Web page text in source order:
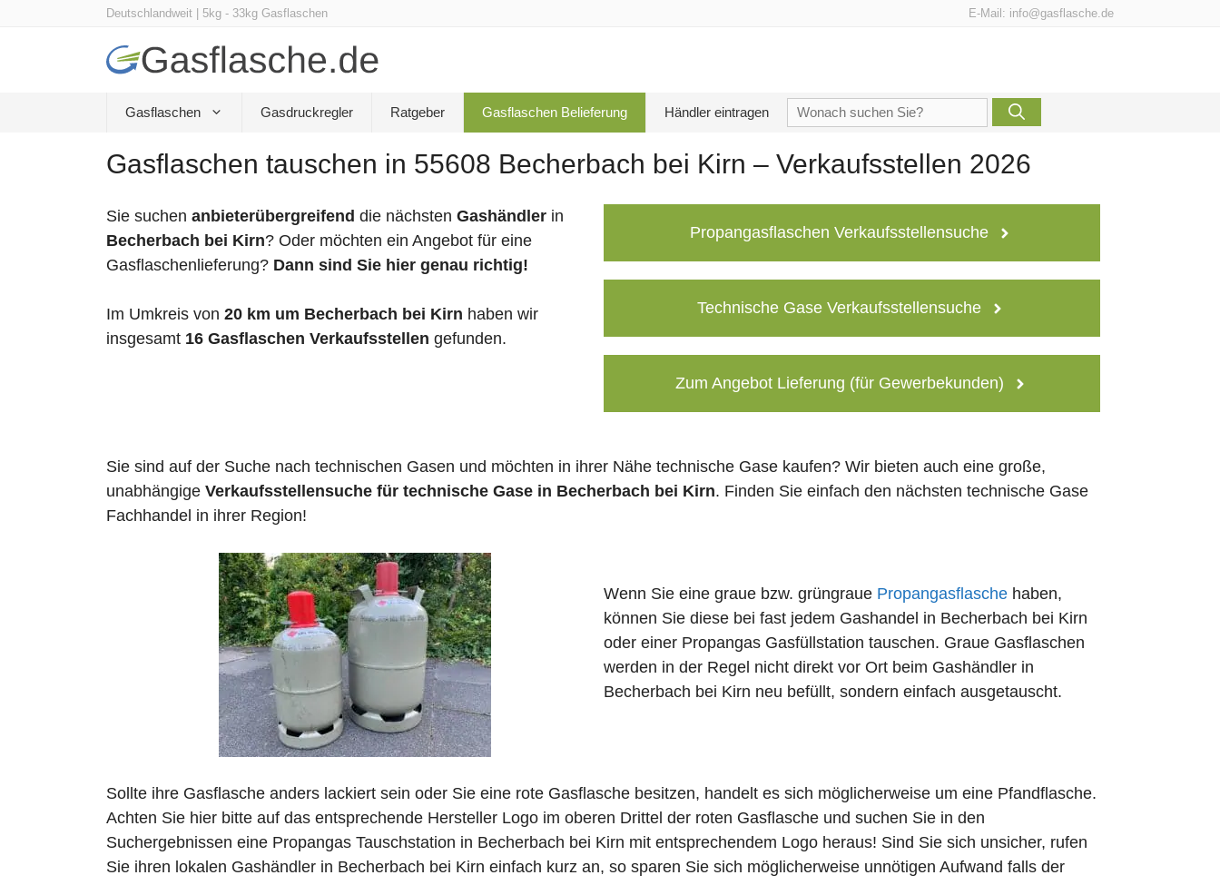
E-Mail: info@gasflasche.de
Deutschlandweit | 5kg - 33kg Gasflaschen
Gasflaschen Gasdruckregler Ratgeber Gasflaschen Belieferung Händler eintragen
Suche
Gasflaschen tauschen in 55608 Becherbach bei Kirn – Verkaufsstellen 2026
Sie suchen anbieterübergreifend die nächsten Gashändler in
Becherbach bei Kirn? Oder möchten ein Angebot für eine
Gasflaschenlieferung? Dann sind Sie hier genau richtig!
Im Umkreis von 20 km um Becherbach bei Kirn haben wir
insgesamt 16 Gasflaschen Verkaufsstellen gefunden.
Propangasflaschen Verkaufsstellensuche
Technische Gase Verkaufsstellensuche
Zum Angebot Lieferung (für Gewerbekunden)
Sie sind auf der Suche nach technischen Gasen und möchten in ihrer Nähe technische Gase kaufen? Wir bieten auch eine große,
unabhängige Verkaufsstellensuche für technische Gase in Becherbach bei Kirn. Finden Sie einfach den nächsten technische Gase
Fachhandel in ihrer Region!
Wenn Sie eine graue bzw. grüngraue Propangasflaschehaben,
können Sie diese bei fast jedem Gashandel in Becherbach bei Kirn
oder einer Propangas Gasfüllstation tauschen. Graue Gasflaschen
werden in der Regel nicht direkt vor Ort beim Gashändler in
Becherbach bei Kirn neu befüllt, sondern einfach ausgetauscht.
Sollte ihre Gasflasche anders lackiert sein oder Sie eine rote Gasflasche besitzen, handelt es sich möglicherweise um eine Pfandflasche.
Achten Sie hier bitte auf das entsprechende Hersteller Logo im oberen Drittel der roten Gasflasche und suchen Sie in den
Suchergebnissen eine Propangas Tauschstation in Becherbach bei Kirn mit entsprechendem Logo heraus! Sind Sie sich unsicher, rufen
Sie ihren lokalen Gashändler in Becherbach bei Kirn einfach kurz an, so sparen Sie sich möglicherweise unnötigen Aufwand falls der